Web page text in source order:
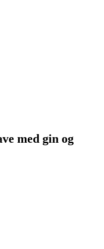
med gin og